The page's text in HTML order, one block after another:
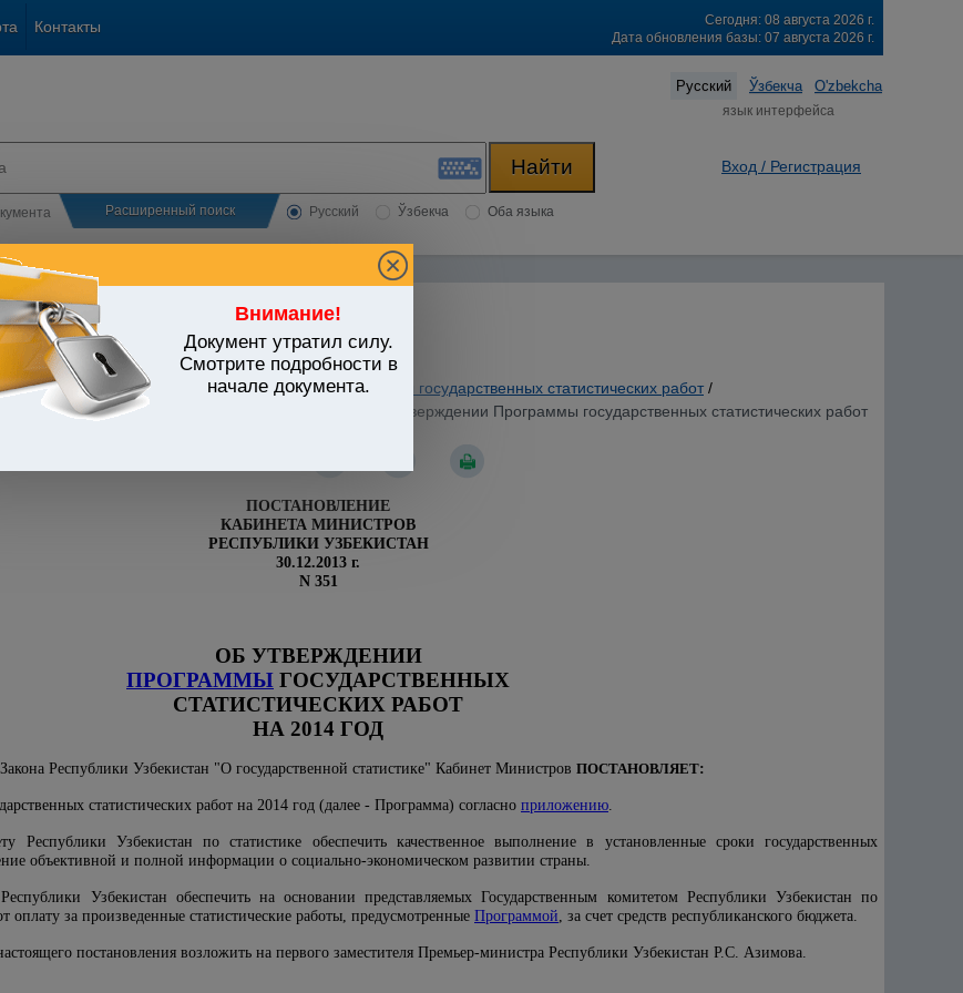
Контакты
Сегодня: 08 августа 2026 г.
Дата обновления базы: 07 августа 2026 г.
Русский Ўзбекча O'zbekcha
язык интерфейса
Расширенный поиск Русский Ўзбекча Оба языка
Вход / Регистрация
Внимание!
Документ утратил силу.
Смотрите подробности в
начале документа.
УЗБЕКИСТАНА
Отчетность Утратившие силу документы / Программы государственных статистических работ /
Республики Узбекистан от 30.12.2013 г. N 351 "Об утверждении Программы государственных статистических работ
ПОСТАНОВЛЕНИЕ
КАБИНЕТА МИНИСТРОВ
РЕСПУБЛИКИ УЗБЕКИСТАН
30.12.2013 г.
N 351
ОБ УТВЕРЖДЕНИИ
ПРОГРАММЫ ГОСУДАРСТВЕННЫХ
СТАТИСТИЧЕСКИХ РАБОТ
НА 2014 ГОД
Закона Республики Узбекистан "О государственной статистике" Кабинет Министров ПОСТАНОВЛЯЕТ:
статистических работ на 2014 год (далее - Программа) согласно приложению.
Республики Узбекистан по статистике обеспечить качественное выполнение в установленные сроки государственных
объективной и полной информации о социально-экономическом развитии страны.
Узбекистан обеспечить на основании представляемых Государственным комитетом Республики Узбекистан по
оплату за произведенные статистические работы, предусмотренные Программой, за счет средств республиканского бюджета.
постановления возложить на первого заместителя Премьер-министра Республики Узбекистан Р.С. Азимова.